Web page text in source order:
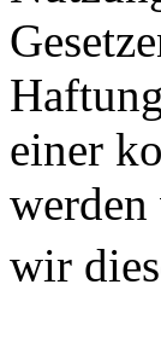
einer
werden
wir